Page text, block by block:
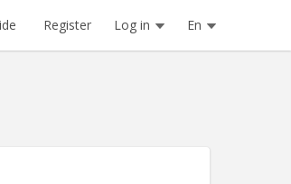
Register Log in En